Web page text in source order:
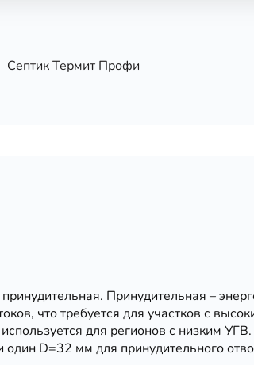
Септик Термит Профи
Принудительная –
что требуется для участков с
для регионов с низким
D=32 мм для принудительного